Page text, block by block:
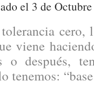
el 3 de
cero,
viene
o después,
tenemos: